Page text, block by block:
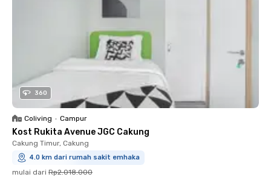
360
Coliving • Campur
Kost Rukita Avenue JGC Cakung
Cakung Timur, Cakung
4.0 km dari rumah sakit emhaka
mulai dari Rp2.018.000